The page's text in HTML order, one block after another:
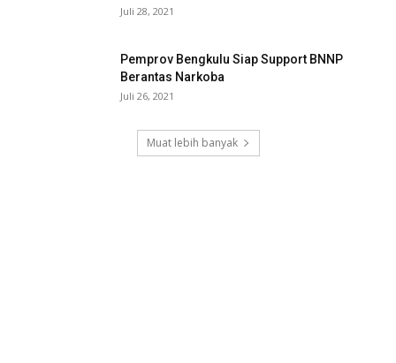
Juli 28, 2021
Pemprov Bengkulu Siap Support BNNP
Berantas Narkoba
Juli 26, 2021
Muat lebih banyak